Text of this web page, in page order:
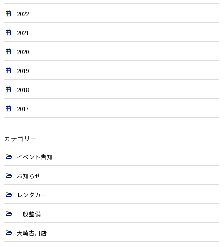
2022
2021
2020
2019
2018
2017
カテゴリー
イベント告知
お知らせ
レンタカー
一般整備
大崎古川店